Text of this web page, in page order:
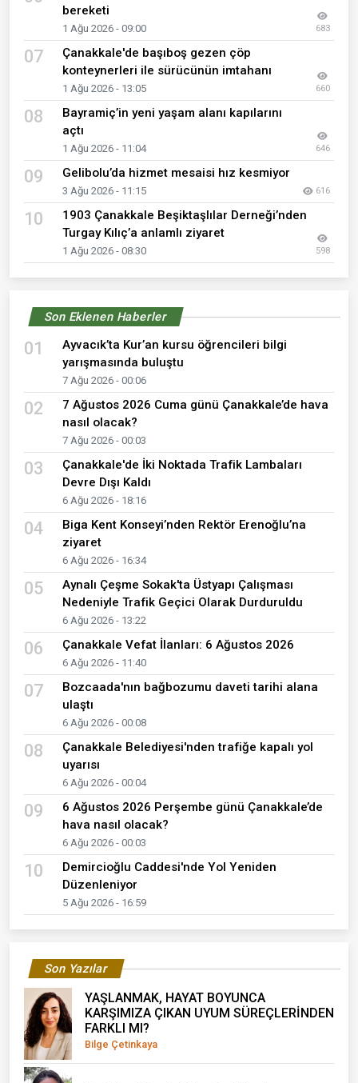
bereketi
1 Ağu 2026 - 09:00 683
07
Çanakkale'de başıboş gezen çöp
konteynerleri ile sürücünün imtahanı
1 Ağu 2026 - 13:05 660
08
Bayramiç’in yeni yaşam alanı kapılarını
açtı
1 Ağu 2026 - 11:04 646
09 Gelibolu’da hizmet mesaisi hız kesmiyor
3 Ağu 2026 - 11:15 616
10
1903 Çanakkale Beşiktaşlılar Derneği’nden
Turgay Kılıç’a anlamlı ziyaret
1 Ağu 2026 - 08:30 598
Son Eklenen Haberler
01
Ayvacık’ta Kur’an kursu öğrencileri bilgi
yarışmasında buluştu
7 Ağu 2026 - 00:06
02
7 Ağustos 2026 Cuma günü Çanakkale’de hava
nasıl olacak?
7 Ağu 2026 - 00:03
03
Çanakkale'de İki Noktada Trafik Lambaları
Devre Dışı Kaldı
6 Ağu 2026 - 18:16
04
Biga Kent Konseyi’nden Rektör Erenoğlu’na
ziyaret
6 Ağu 2026 - 16:34
05
Aynalı Çeşme Sokak'ta Üstyapı Çalışması
Nedeniyle Trafik Geçici Olarak Durduruldu
6 Ağu 2026 - 13:22
06 Çanakkale Vefat İlanları: 6 Ağustos 2026
6 Ağu 2026 - 11:40
07
Bozcaada'nın bağbozumu daveti tarihi alana
ulaştı
6 Ağu 2026 - 00:08
08
Çanakkale Belediyesi'nden trafiğe kapalı yol
uyarısı
6 Ağu 2026 - 00:04
09
6 Ağustos 2026 Perşembe günü Çanakkale’de
hava nasıl olacak?
6 Ağu 2026 - 00:03
10
Demircioğlu Caddesi'nde Yol Yeniden
Düzenleniyor
5 Ağu 2026 - 16:59
Son Yazılar
YAŞLANMAK, HAYAT BOYUNCA
KARŞIMIZA ÇIKAN UYUM SÜREÇLERİNDEN
FARKLI MI?
Bilge Çetinkaya